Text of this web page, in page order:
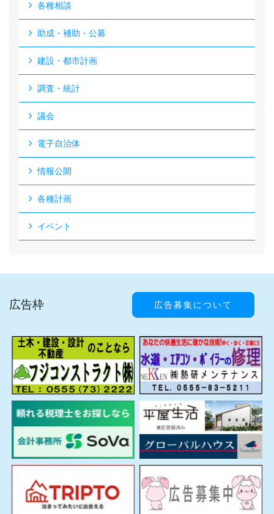
各種相談
助成・補助・公募
建設・都市計画
調査・統計
議会
電子自治体
情報公開
各種計画
イベント
広告枠 広告募集について